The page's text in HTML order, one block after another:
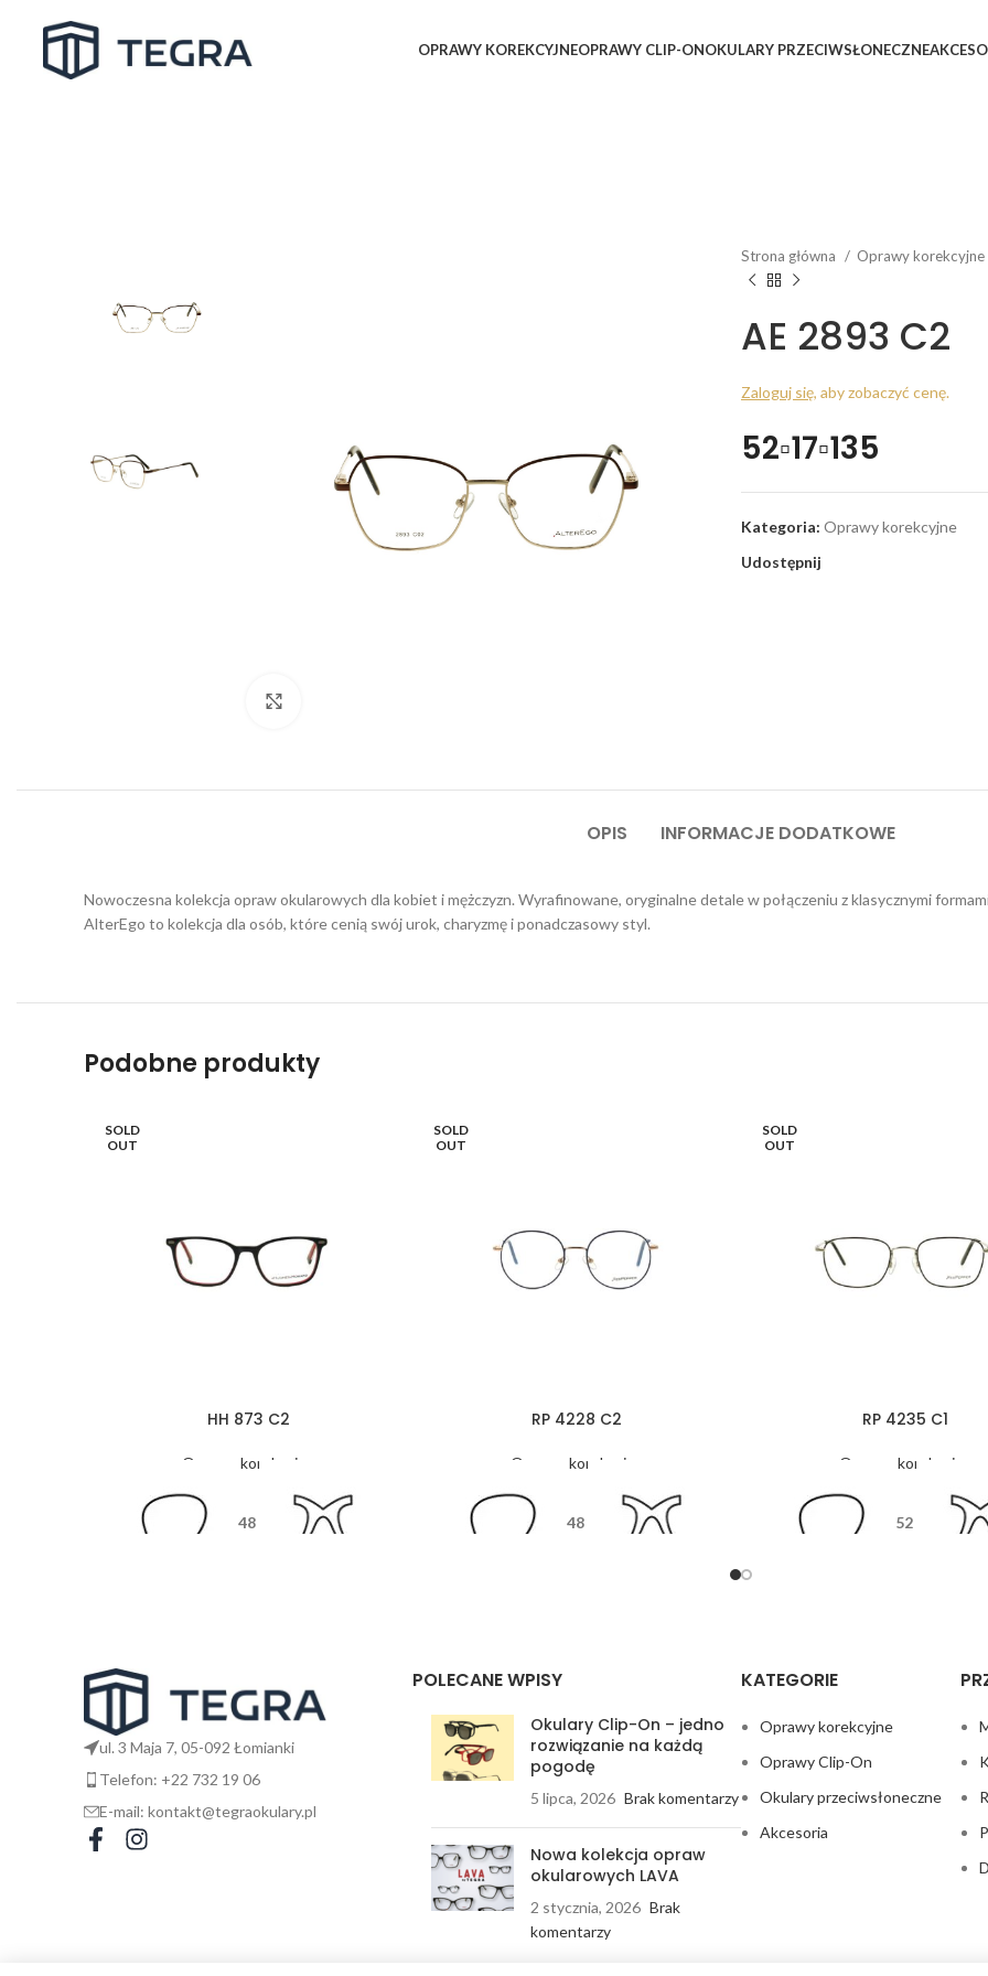
OPRAWY KOREKCYJNEOPRAWY CLIP-ONOKULARY PRZECIWSŁONECZNE
Strona główna Oprawy korekcyjne
AE 2893 C2
Zaloguj się, aby zobaczyć cenę.
52▫17▫135
Kategoria: Oprawy korekcyjne
Udostępnij
OPIS INFORMACJE DODATKOWE
Nowoczesna kolekcja opraw okularowych dla kobiet i mężczyzn. Wyrafinowane, oryginalne detale w połączeniu z klasycznymi
AlterEgo to kolekcja dla osób, które cenią swój urok, charyzmę i ponadczasowy styl.
Podobne produkty
SOLD
OUT
HH 873 C2
Oprawy korekcyjne
48
SOLD
OUT
RP 4228 C2
Oprawy korekcyjne
48
SOLD
OUT
RP 4235 C1
Oprawy korekcyjne
52
ul. 3 Maja 7, 05-092 Łomianki
Telefon: +22 732 19 06
E-mail: kontakt@tegraokulary.pl
POLECANE WPISY
Okulary Clip-On – jedno
rozwiązanie na każdą
pogodę
5 lipca, 2026 Brak komentarzy
Nowa kolekcja opraw
okularowych LAVA
2 stycznia, 2026 Brak
komentarzy
KATEGORIE
Oprawy korekcyjne
Oprawy Clip-On
Okulary przeciwsłoneczne
Akcesoria